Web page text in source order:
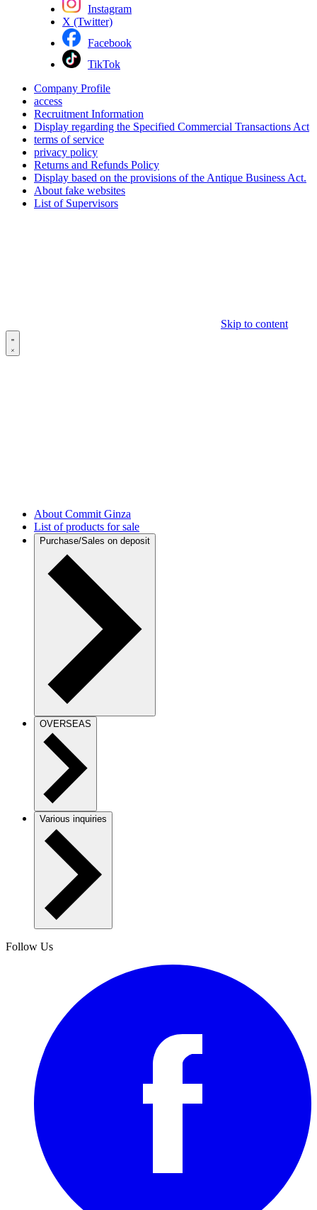
Instagram
X (Twitter)
Facebook
TikTok
Company Profile
access
Recruitment Information
Display regarding the Specified Commercial Transactions Act
terms of service
privacy policy
Returns and Refunds Policy
Display based on the provisions of the Antique Business Act.
About fake websites
List of Supervisors
Skip to content
About Commit Ginza
List of products for sale
Purchase/Sales on deposit
OVERSEAS
Various inquiries
Follow Us